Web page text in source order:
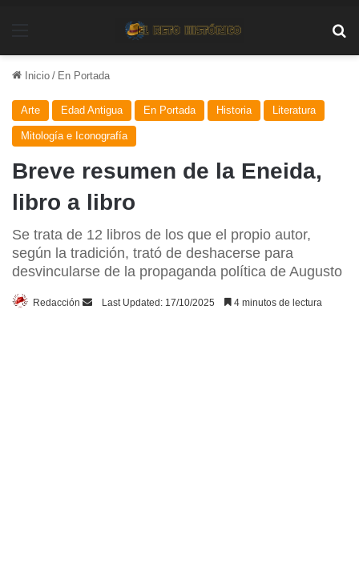
Inicio / En Portada
Arte Edad Antigua En Portada Historia Literatura
Mitología e Iconografía
Breve resumen de la Eneida,
libro a libro
Se trata de 12 libros de los que el propio autor,
según la tradición, trató de deshacerse para
desvincularse de la propaganda política de Augusto
Redacción
SendLast Updated: 17/10/2025 4 minutos de lectura